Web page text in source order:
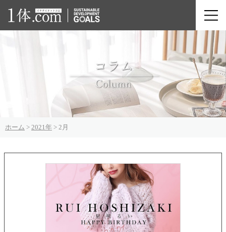
ホーム > 2021年 > 2月